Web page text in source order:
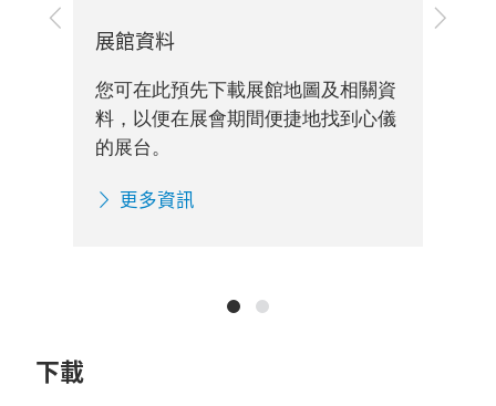
上
下
展館資料
您可在此預先下載展館地圖及相關資
料，以便在展會期間便捷地找到心儀
的展台。
更多資訊
下載